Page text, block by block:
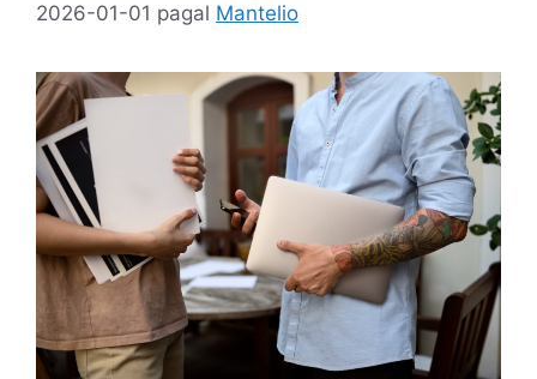
2026-01-01 pagal Mantelio